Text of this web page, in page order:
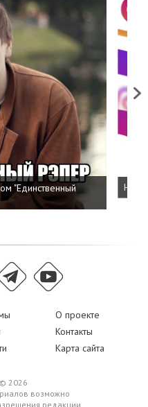
"Единственный
Next
О проекте
Контакты
Карта сайта
© 2026
возможно
редакции,